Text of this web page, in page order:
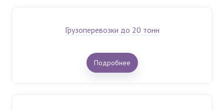
Грузоперевозки до 20 тонн
Подробнее